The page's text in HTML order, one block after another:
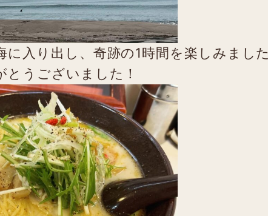
に入り出し、奇跡の1時間を楽しみました
とうございました！